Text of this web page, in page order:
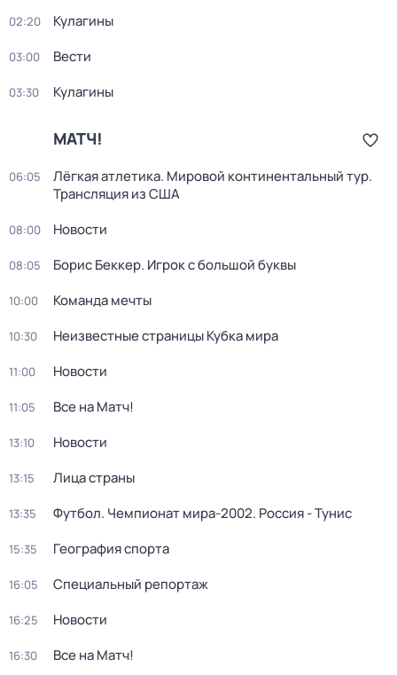
02:20 Кулагины
03:00 Вести
03:30 Кулагины
МАТЧ!
06:05
Лёгкая атлетика. Мировой континентальный тур.
Трансляция из США
08:00 Новости
08:05 Борис Беккер. Игрок с большой буквы
10:00 Команда мечты
10:30 Неизвестные страницы Кубка мира
11:00 Новости
11:05 Все на Матч!
13:10 Новости
13:15 Лица страны
13:35 Футбол. Чемпионат мира-2002. Россия - Тунис
15:35 География спорта
16:05 Специальный репортаж
16:25 Новости
16:30 Все на Матч!